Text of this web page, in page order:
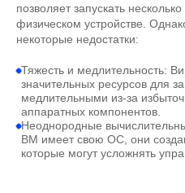
позволяет запускать
физическом устройстве.
некоторые недостатки:
Тяжесть и медлительность:
значительных ресурсов для
медлительными из-за
аппаратных компонентов.
Неоднородные
ВМ имеет свою ОС, они
которые могут усложнять